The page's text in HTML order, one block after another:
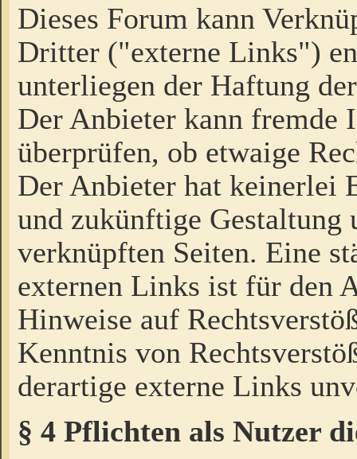
Dieses Forum kann
Dritter ("externe Links")
unterliegen der Haftung
Der Anbieter kann fremde
überprüfen, ob etwaige
Der Anbieter hat keinerlei
und zukünftige Gestaltung
verknüpften Seiten. Eine
externen Links ist für den
Hinweise auf
Kenntnis von
derartige externe Links
§ 4 Pflichten als Nutzer